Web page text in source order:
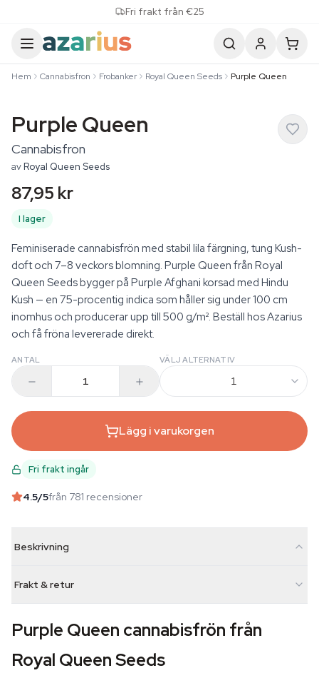
Fri frakt från €25
Hem Cannabisfron Frobanker Royal Queen Seeds Purple Queen
Purple Queen
Cannabisfron
avRoyal Queen Seeds
87,95 kr
I lager
Feminiserade cannabisfrön med stabil lila färgning, tung Kush-
doft och 7–8 veckors blomning. Purple Queen från Royal
Queen Seeds bygger på Purple Afghani korsad med Hindu
Kush — en 75-procentig indica som håller sig under 100 cm
inomhus och producerar upp till 500 g/m². Beställ hos Azarius
och få fröna levererade direkt.
ANTAL VÄLJ ALTERNATIV
1
Lägg i varukorgen
Fri frakt ingår
4.5/5från 781 recensioner
Beskrivning
Frakt & retur
Purple Queen cannabisfrön från
Royal Queen Seeds